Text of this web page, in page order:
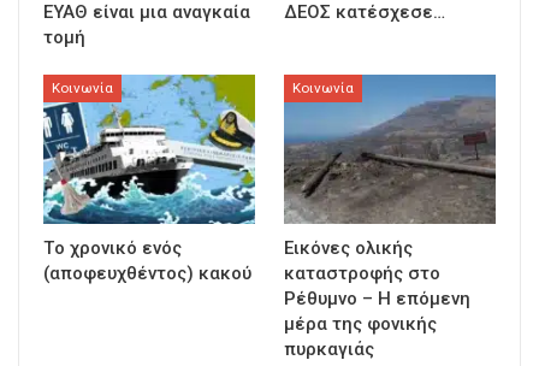
ΕΥΑΘ είναι μια αναγκαία
τομή
ΔΕΟΣ κατέσχεσε…
Κοινωνία
Τo χρονικό ενός
(αποφευχθέντος) κακού
Κοινωνία
Εικόνες ολικής
καταστροφής στο
Ρέθυμνο – Η επόμενη
μέρα της φονικής
πυρκαγιάς